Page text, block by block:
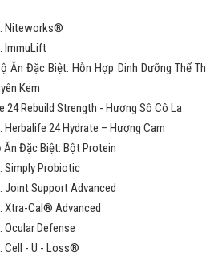
Niteworks®
ImmuLift
Ăn Đặc Biệt: Hỗn Hợp Dinh Dưỡng Thể
Kem
24 Rebuild Strength - Hương Sô Cô La
Herbalife 24 Hydrate – Hương Cam
Ăn Đặc Biệt: Bột Protein
Simply Probiotic
Joint Support Advanced
Xtra-Cal® Advanced
Ocular Defense
Cell - U - Loss®